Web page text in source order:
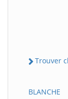
Trouver
BLANCHE